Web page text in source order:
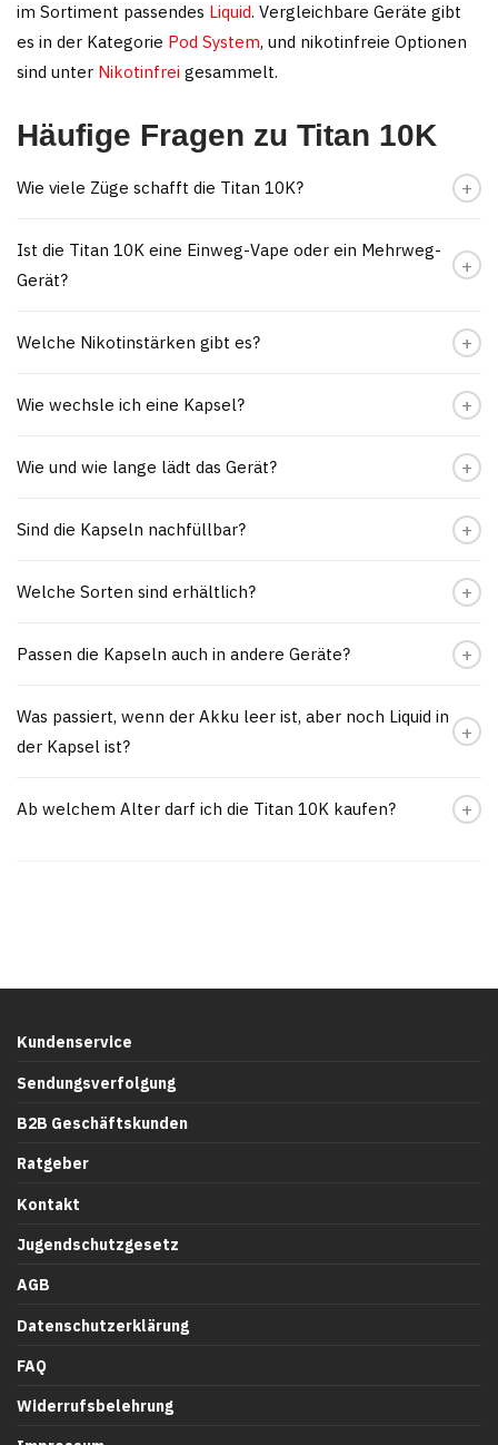
im Sortiment passendes Liquid. Vergleichbare Geräte gibt
es in der Kategorie Pod System, und nikotinfreie Optionen
sind unter Nikotinfrei gesammelt.
Häufige Fragen zu Titan 10K
Wie viele Züge schafft die Titan 10K?
Ist die Titan 10K eine Einweg-Vape oder ein Mehrweg-
Gerät?
Welche Nikotinstärken gibt es?
Wie wechsle ich eine Kapsel?
Wie und wie lange lädt das Gerät?
Sind die Kapseln nachfüllbar?
Welche Sorten sind erhältlich?
Passen die Kapseln auch in andere Geräte?
Was passiert, wenn der Akku leer ist, aber noch Liquid in
der Kapsel ist?
Ab welchem Alter darf ich die Titan 10K kaufen?
Kundenservice
Sendungsverfolgung
B2B Geschäftskunden
Ratgeber
Kontakt
Jugendschutzgesetz
AGB
Datenschutzerklärung
FAQ
Widerrufsbelehrung